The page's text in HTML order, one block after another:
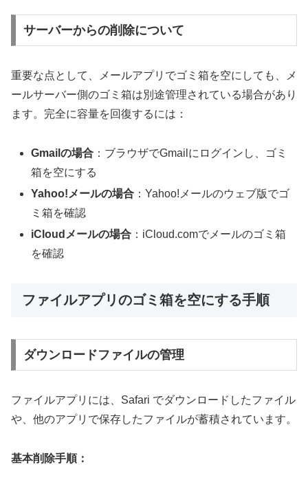
サーバーからの削除について
重要な点として、メールアプリでゴミ箱を空にしても、メ
ールサーバー側のゴミ箱は別途管理されている場合があり
ます。完全に容量を回復するには：
Gmailの場合 ：ブラウザでGmailにログインし、ゴミ
箱を空にする
Yahoo!メールの場合 ：Yahoo!メールのウェブ版でゴ
ミ箱を確認
iCloudメールの場合 ：iCloud.comでメールのゴミ箱
を確認
ファイルアプリのゴミ箱を空にする手順
ダウンロードファイルの管理
ファイルアプリには、Safari でダウンロードしたファイル
や、他のアプリで保存したファイルが蓄積されています。
基本削除手順：